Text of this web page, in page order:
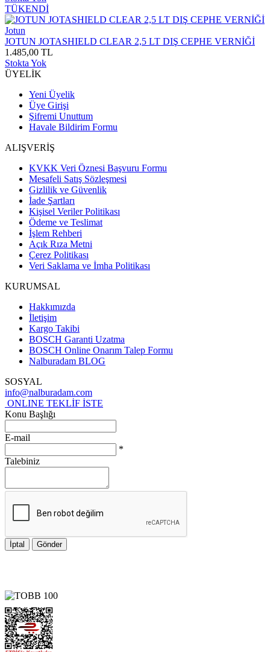
TÜKENDİ
Jotun
JOTUN JOTASHIELD CLEAR 2,5 LT DIŞ CEPHE VERNİĞİ
1.485,00 TL
Stokta Yok
ÜYELİK
Yeni Üyelik
Üye Girişi
Şifremi Unuttum
Havale Bildirim Formu
ALIŞVERİŞ
KVKK Veri Öznesi Başvuru Formu
Mesafeli Satış Sözleşmesi
Gizlilik ve Güvenlik
İade Şartları
Kişisel Veriler Politikası
Ödeme ve Teslimat
İşlem Rehberi
Açık Rıza Metni
Çerez Politikası
Veri Saklama ve İmha Politikası
KURUMSAL
Hakkımızda
İletişim
Kargo Takibi
BOSCH Garanti Uzatma
BOSCH Online Onarım Talep Formu
Nalburadam BLOG
SOSYAL
info@nalburadam.com
ONLINE TEKLİF İSTE
Konu Başlığı
E-mail
*
Talebiniz
İptal Gönder